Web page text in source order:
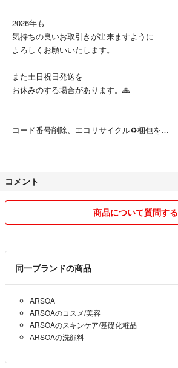
2026年も
気持ちの良いお取引きが出来ますように
よろしくお願いいたします。
また土日祝日発送を
お休みのする場合があります。🙏
コード番号削除、エコリサイクル♻️梱包を
コメント
商品について質問する
同一ブランドの商品
ARSOA
ARSOAのコスメ/美容
ARSOAのスキンケア/基礎化粧品
ARSOAの洗顔料